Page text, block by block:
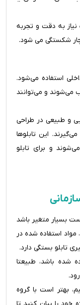
به دقت و تجربه
شکستگی می شود.
استفاده می‌شود.
و می‌توانند
و طبیعی در طراحی
این تابلوها
و برای تابلو
بسیار متغیر باشد
مواد استفاده شده در
تابلو بستگی دارد.
شده باشد، طبیعتا
بهتر است با گروه